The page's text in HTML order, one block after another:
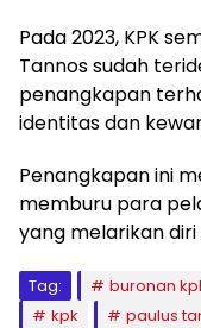
Pada 2023, KPK
Tannos sudah
penangkapan
identitas dan
Penangkapan ini
memburu para
yang melarikan
Tag: buronan
kpk
paulus